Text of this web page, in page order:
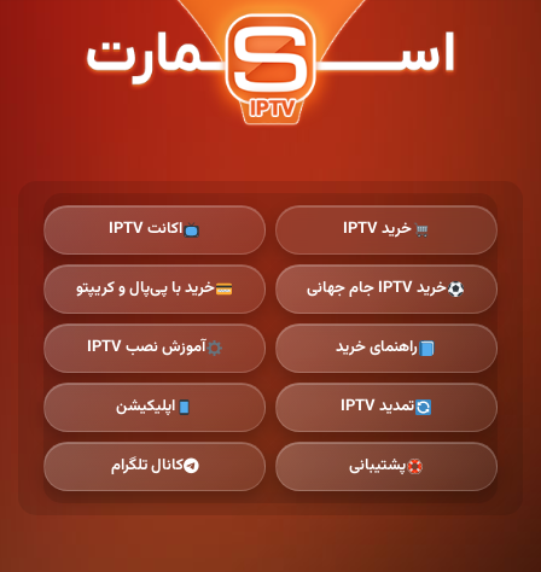
خرید IPTV اکانت IPTV
خرید IPTV جام جهانی خرید با پی‌پال و کریپتو
راهنمای خرید آموزش نصب IPTV
تمدید IPTV اپلیکیشن
پشتیبانی کانال تلگرام